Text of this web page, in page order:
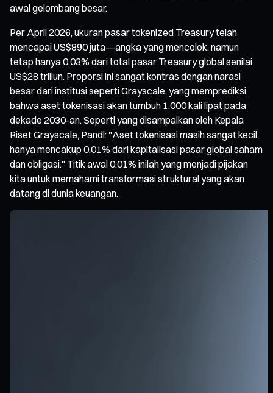
awal gelombang besar.
Per April 2026, ukuran pasar tokenized Treasury telah
mencapai US$890 juta—angka yang mencolok, namun
tetap hanya 0,03% dari total pasar Treasury global senilai
US$28 triliun. Proporsi ini sangat kontras dengan narasi
besar dari institusi seperti Grayscale, yang memprediksi
bahwa aset tokenisasi akan tumbuh 1.000 kali lipat pada
dekade 2030-an. Seperti yang disampaikan oleh Kepala
Riset Grayscale, Pandl: "Aset tokenisasi masih sangat kecil,
hanya mencakup 0,01% dari kapitalisasi pasar global saham
dan obligasi." Titik awal 0,01% inilah yang menjadi pijakan
kita untuk memahami transformasi struktural yang akan
datang di dunia keuangan.